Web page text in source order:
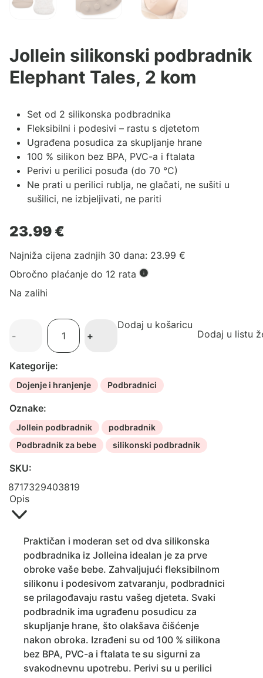
Jollein silikonski podbradnik
Elephant Tales, 2 kom
Set od 2 silikonska podbradnika
Fleksibilni i podesivi – rastu s djetetom
Ugrađena posudica za skupljanje hrane
100 % silikon bez BPA, PVC-a i ftalata
Perivi u perilici posuđa (do 70 °C)
Ne prati u perilici rublja, ne glačati, ne sušiti u
sušilici, ne izbjeljivati, ne pariti
23.99 €
Najniža cijena zadnjih 30 dana: 23.99 €
Obročno plaćanje do 12 rata
Na zalihi
silikonski
podbradnik
Elephant
Tales,
2
kom
količina
- +
Dodaj u košaricu
Dodaj u listu
Kategorije:
Dojenje i hranjenje Podbradnici
Oznake:
Jollein podbradnik
podbradnik
Podbradnik za bebe
silikonski podbradnik
SKU:
8717329403819
Opis
Praktičan i moderan set od dva silikonska
podbradnika iz Jolleina idealan je za prve
obroke vaše bebe. Zahvaljujući fleksibilnom
silikonu i podesivom zatvaranju, podbradnici
se prilagođavaju rastu vašeg djeteta. Svaki
podbradnik ima ugrađenu posudicu za
skupljanje hrane, što olakšava čišćenje
nakon obroka. Izrađeni su od 100 % silikona
bez BPA, PVC-a i ftalata te su sigurni za
svakodnevnu upotrebu. Perivi su u perilici